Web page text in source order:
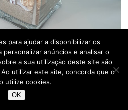
para ajudar a disponibilizar os
personalizar anúncios e analisar o
a sua utilização deste site são
utilizar este site, concorda que o
utilize cookies.
OK